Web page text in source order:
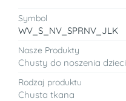
Symbol
WV_S_NV_SPRNV_JLK
Nasze Produkty
Chusty do noszenia dzieci
Rodzaj produktu
Chusta tkana